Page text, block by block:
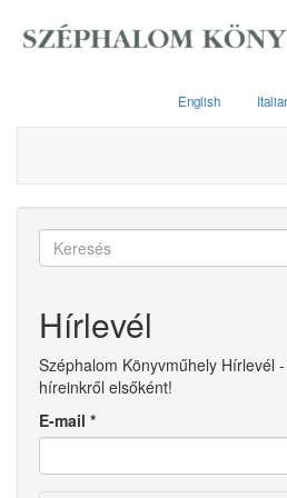
English
Keresés
Hírlevél
Széphalom Könyvműhely Hírlevél
híreinkről elsőként!
E-mail *